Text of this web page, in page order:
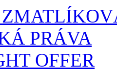
PRÁVA
OFFER